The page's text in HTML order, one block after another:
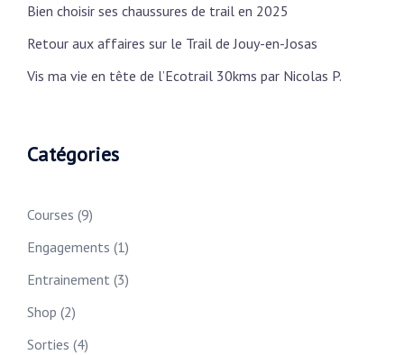
Bien choisir ses chaussures de trail en 2025
Retour aux affaires sur le Trail de Jouy-en-Josas
Vis ma vie en tête de l’Ecotrail 30kms par Nicolas P.
Catégories
Courses (9)
Engagements (1)
Entrainement (3)
Shop (2)
Sorties (4)